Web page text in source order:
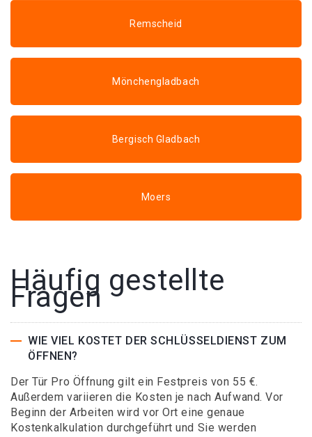
Remscheid
Mönchengladbach
Bergisch Gladbach
Moers
Häufig gestellte
Fragen
WIE VIEL KOSTET DER SCHLÜSSELDIENST ZUM
ÖFFNEN?
Der Tür Pro Öffnung gilt ein Festpreis von 55 €.
Außerdem variieren die Kosten je nach Aufwand. Vor
Beginn der Arbeiten wird vor Ort eine genaue
Kostenkalkulation durchgeführt und Sie werden